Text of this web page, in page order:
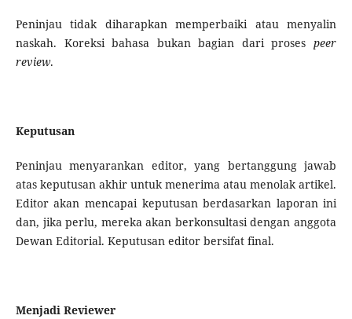
Peninjau tidak diharapkan memperbaiki atau menyalin
naskah. Koreksi bahasa bukan bagian dari prosespeer
review.
Keputusan
Peninjau menyarankan editor, yang bertanggung jawab
atas keputusan akhir untuk menerima atau menolak artikel.
Editor akan mencapai keputusan berdasarkan laporan ini
dan, jika perlu, mereka akan berkonsultasi dengan anggota
Dewan Editorial. Keputusan editor bersifat final.
Menjadi Reviewer